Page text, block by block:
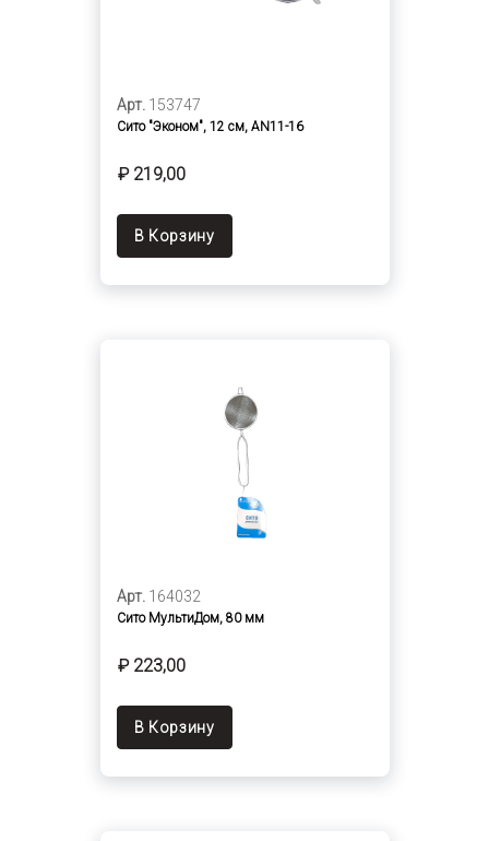
Арт. 153747
Сито "Эконом", 12 см, AN11-16
₽ 219,00
В Корзину
Арт. 164032
Сито МультиДом, 80 мм
₽ 223,00
В Корзину